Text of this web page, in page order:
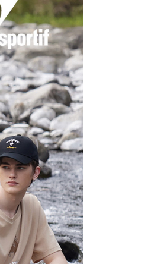
先享後付」服務完成之
將交易相關給付款項請
人之同意方可使用
失，本公司不負相關責
之用戶狀況，依本公司
情形，本公司將視審查
若發現惡意使用之情
用額度並採取法律行